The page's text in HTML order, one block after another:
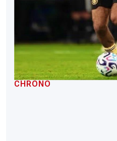
CHRONO